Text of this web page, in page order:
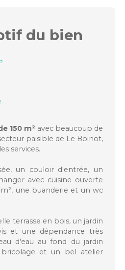
du bien
150 m² avec beaucoup de
paisible de Le Boinot,
services.
un couloir d'entrée, un
avec cuisine ouverte
une buanderie et un wc
terrasse en bois, un jardin
et une dépendance très
d'eau au fond du jardin
et un bel atelier